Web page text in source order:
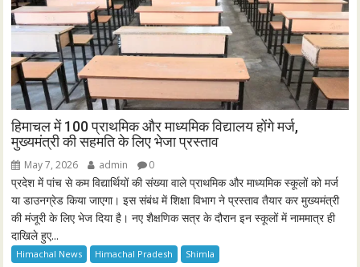
हिमाचल में 100 प्राथमिक और माध्यमिक विद्यालय होंगे मर्ज,
मुख्यमंत्री की सहमति के लिए भेजा प्रस्ताव
May 7, 2026 admin 0
प्रदेश में पांच से कम विद्यार्थियों की संख्या वाले प्राथमिक और माध्यमिक स्कूलों को मर्ज
या डाउनग्रेड किया जाएगा। इस संबंध में शिक्षा विभाग ने प्रस्ताव तैयार कर मुख्यमंत्री
की मंजूरी के लिए भेज दिया है। नए शैक्षणिक सत्र के दौरान इन स्कूलों में नाममात्र ही
दाखिले हुए...
Himachal News Himachal Pradesh Shimla